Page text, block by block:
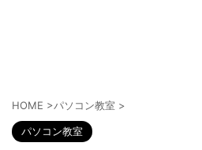
HOME >パソコン教室 >
パソコン教室